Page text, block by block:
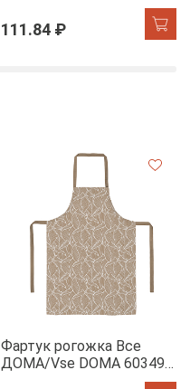
111.84 ₽
Фартук рогожка Все
ДОМА/Vse DOMA 60349-